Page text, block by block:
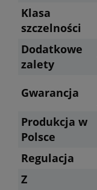
Klasa
szczelności
Dodatkowe
zalety
Gwarancja
Produkcja w
Polsce
Regulacja
Z